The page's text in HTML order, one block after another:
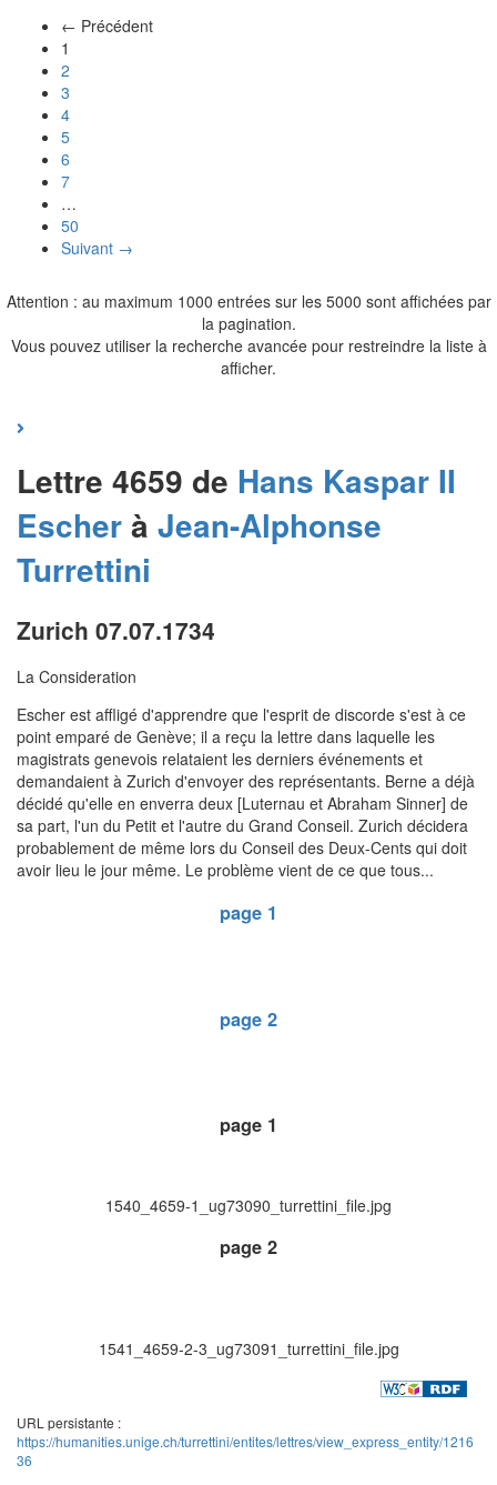
← Précédent
1
2
3
4
5
6
7
…
50
Suivant →
Attention : au maximum 1000 entrées sur les 5000 sont affichées par
la pagination.
Vous pouvez utiliser la recherche avancée pour restreindre la liste à
afficher.
Lettre 4659 de Hans Kaspar II
Escherà Jean-Alphonse
Turrettini
Zurich 07.07.1734
La Consideration
Escher est affligé d'apprendre que l'esprit de discorde s'est à ce
point emparé de Genève; il a reçu la lettre dans laquelle les
magistrats genevois relataient les derniers événements et
demandaient à Zurich d'envoyer des représentants. Berne a déjà
décidé qu'elle en enverra deux [Luternau et Abraham Sinner] de
sa part, l'un du Petit et l'autre du Grand Conseil. Zurich décidera
probablement de même lors du Conseil des Deux-Cents qui doit
avoir lieu le jour même. Le problème vient de ce que tous...
page 1
page 2
page 1
1540_4659-1_ug73090_turrettini_file.jpg
page 2
1541_4659-2-3_ug73091_turrettini_file.jpg
URL persistante :
https://humanities.unige.ch/turrettini/entites/lettres/view_express_entity/1216
36